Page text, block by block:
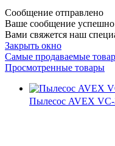
Сообщение отправлено
Ваше сообщение
Вами свяжется наш
Закрыть окно
Самые продаваемые
Просмотренные товары
Пылесос AVEX VC-